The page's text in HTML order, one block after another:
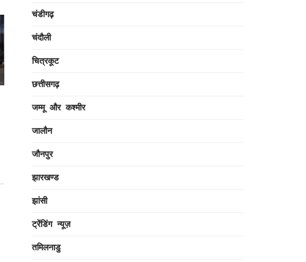
चंडीगढ़
चंदौली
चित्रकूट
छत्तीसगढ़
जम्मू और कश्मीर
जालौन
जौनपुर
झारखण्ड
झांसी
ट्रेंडिंग न्यूज़
तमिलनाडु